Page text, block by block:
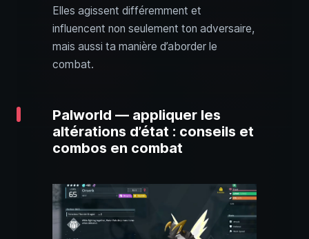
Elles agissent différemment et
influencent non seulement ton adversaire,
mais aussi ta manière d’aborder le
combat.
Palworld — appliquer les
altérations d’état : conseils et
combos en combat